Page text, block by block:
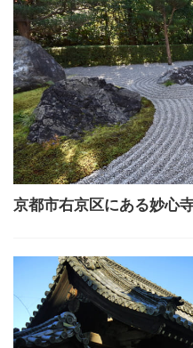
京都市右京区にある妙心